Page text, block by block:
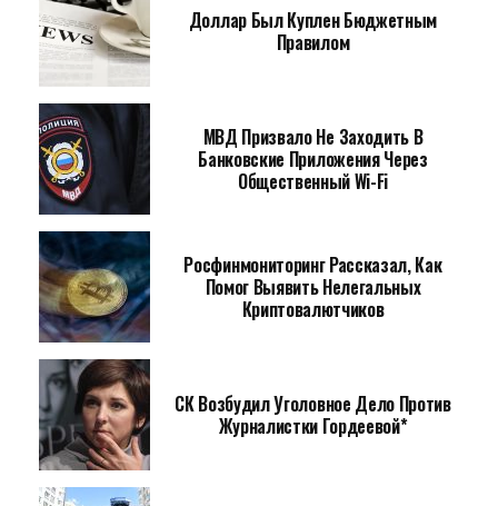
Доллар Был Куплен Бюджетным
Правилом
МВД Призвало Не Заходить В
Банковские Приложения Через
Общественный Wi-Fi
Росфинмониторинг Рассказал, Как
Помог Выявить Нелегальных
Криптовалютчиков
СК Возбудил Уголовное Дело Против
Журналистки Гордеевой*